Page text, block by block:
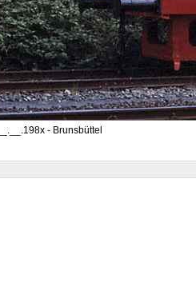
__.__.198x - Brunsbüttel